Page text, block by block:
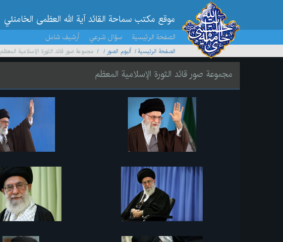
موقع مکتب سماحة القائد آية الله العظمى الخامنئي
الصفحة الرئيسية سؤال شرعي أرشيف شامل
الصفحة الرئيسية ألبوم الصور مجموعة صور قائد الثورة الإسلامية المعظم
مجموعة صور قائد الثورة الإسلامية المعظم